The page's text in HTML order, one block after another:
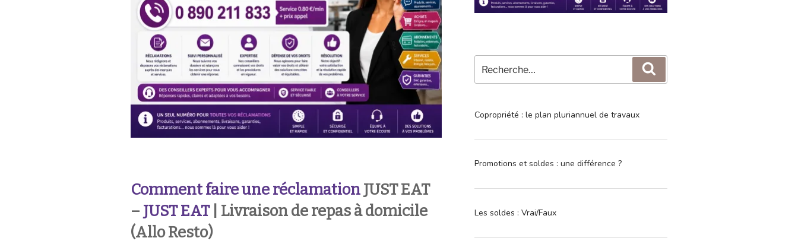
Comment faire une réclamationJUST EAT
– JUST EAT| Livraison de repas à domicile
(Allo Resto)
pour
:
Copropriété : le plan pluriannuel de travaux
Promotions et soldes : une différence ?
Les soldes : Vrai/Faux